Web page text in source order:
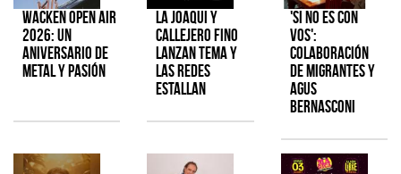
Wacken Open Air
2026: Un
aniversario de
metal y pasión
La Joaqui y
Callejero Fino
lanzan tema y
las redes
estallan
'Si No Es Con
Vos':
colaboración
de Migrantes y
Agus
Bernasconi